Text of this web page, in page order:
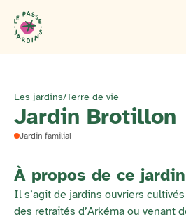
Les jardins/Terre de vie
Jardin Brotillon
Jardin familial
À propos de ce jardin
Il s’agit de jardins ouvriers
des retraités d’Arkéma ou venant